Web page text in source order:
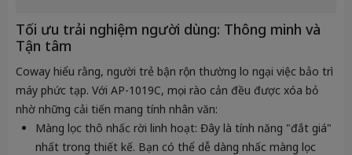
Tối ưu trải nghiệm người dùng: Thông minh và
Tận tâm
Coway hiểu rằng, người trẻ bận rộn thường lo ngại việc bảo trì
máy phức tạp. Với AP-1019C, mọi rào cản đều được xóa bỏ
nhờ những cải tiến mang tính nhân văn:
Màng lọc thô nhấc rời linh hoạt: Đây là tính năng "đắt giá"
nhất trong thiết kế. Bạn có thể dễ dàng nhấc màng lọc